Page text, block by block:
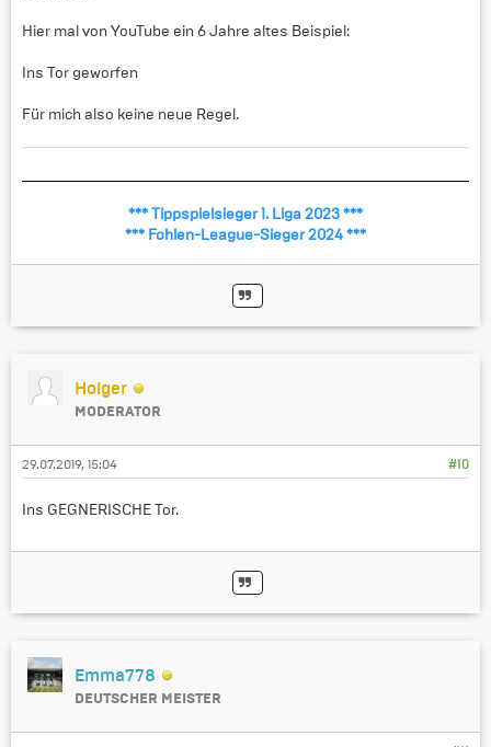
Hier mal von YouTube ein 6 Jahre altes Beispiel:
Ins Tor geworfen
Für mich also keine neue Regel.
*** Tippspielsieger 1. Liga 2023 ***
*** Fohlen-League-Sieger 2024 ***
Holger
MODERATOR
#10
29.07.2019, 15:04
Ins GEGNERISCHE Tor.
Emma778
DEUTSCHER MEISTER